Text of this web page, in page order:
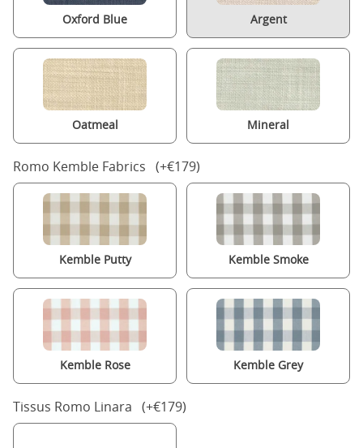
Oxford Blue Argent
Oatmeal Mineral
Romo Kemble Fabrics (+€179)
Kemble Putty Kemble Smoke
Kemble Rose Kemble Grey
Tissus Romo Linara (+€179)